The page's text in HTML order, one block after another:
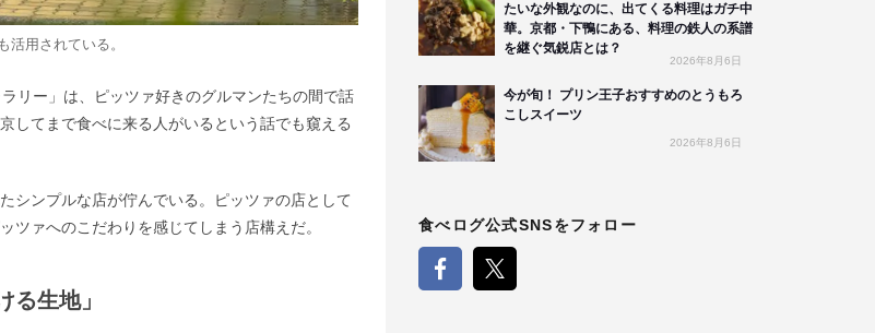
用されている。
リー」は、ピッツァ好きのグルマンたちの間で話
してまで食べに来る人がいるという話でも窺える
シンプルな店が佇んでいる。ピッツァの店として
ツァへのこだわりを感じてしまう店構えだ。
生地」
たいな外観なのに、出てくる料理はガチ中
華。京都・下鴨にある、料理の鉄人の系譜
を継ぐ気鋭店とは？
2026年8月6日
今が旬！ プリン王子おすすめのとうもろ
こしスイーツ
2026年8月6日
食べログ公式SNSをフォロー